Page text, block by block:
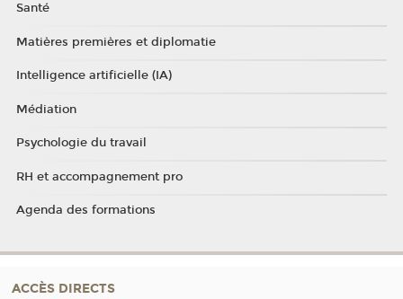
Santé
Matières premières et diplomatie
Intelligence artificielle (IA)
Médiation
Psychologie du travail
RH et accompagnement pro
Agenda des formations
ACCÈS DIRECTS